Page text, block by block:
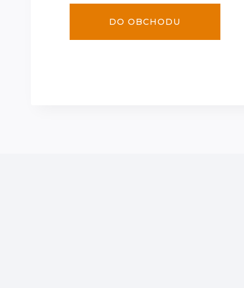
DO OBCHODU